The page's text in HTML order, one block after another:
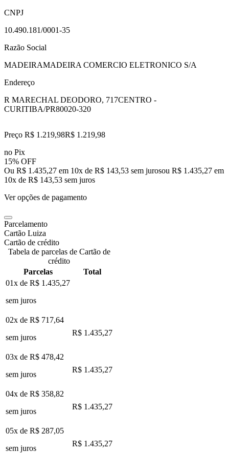
CNPJ
10.490.181/0001-35
Razão Social
MADEIRAMADEIRA COMERCIO ELETRONICO S/A
Endereço
R MARECHAL DEODORO, 717CENTRO -
CURITIBA/PR80020-320
Preço R$ 1.219,98R$ 1.219,98
no Pix
15% OFF
Ou R$ 1.435,27 em 10x de R$ 143,53 sem jurosou R$ 1.435,27 em
10x de R$ 143,53 sem juros
Ver opções de pagamento
Parcelamento
Cartão Luiza
Cartão de crédito
Tabela de parcelas de Cartão de
crédito
Parcelas
Total
01x de R$ 1.435,27
sem juros
02x de R$ 717,64
sem juros
R$ 1.435,27
03x de R$ 478,42
sem juros
R$ 1.435,27
04x de R$ 358,82
sem juros
R$ 1.435,27
05x de R$ 287,05
sem juros
R$ 1.435,27